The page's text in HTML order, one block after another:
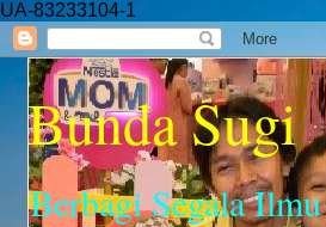
UA-83233104-1
Bunda Sugi
Berbagi Segala